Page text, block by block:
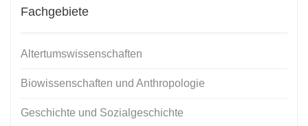
Fachgebiete
Altertumswissenschaften
Biowissenschaften und Anthropologie
Geschichte und Sozialgeschichte